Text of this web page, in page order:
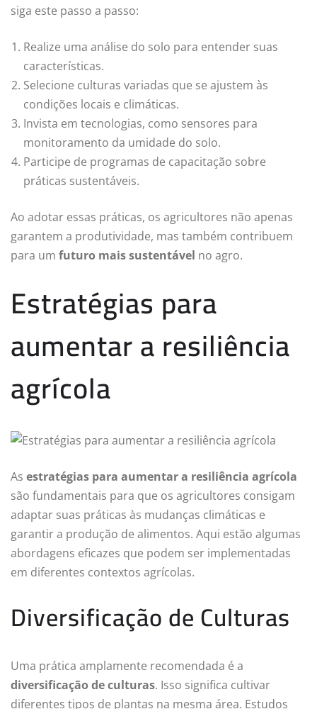
siga este passo a passo:
Realize uma análise do solo para entender suas
características.
Selecione culturas variadas que se ajustem às
condições locais e climáticas.
Invista em tecnologias, como sensores para
monitoramento da umidade do solo.
Participe de programas de capacitação sobre
práticas sustentáveis.
Ao adotar essas práticas, os agricultores não apenas
garantem a produtividade, mas também contribuem
para um futuro mais sustentável no agro.
Estratégias para
aumentar a resiliência
agrícola
As estratégias para aumentar a resiliência agrícola
são fundamentais para que os agricultores consigam
adaptar suas práticas às mudanças climáticas e
garantir a produção de alimentos. Aqui estão algumas
abordagens eficazes que podem ser implementadas
em diferentes contextos agrícolas.
Diversificação de Culturas
Uma prática amplamente recomendada é a
diversificação de culturas. Isso significa cultivar
diferentes tipos de plantas na mesma área. Estudos